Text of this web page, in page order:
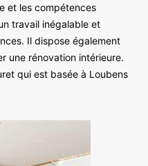
et les compétences
travail inégalable et
Il dispose également
une rénovation intérieure.
qui est basée à Loubens